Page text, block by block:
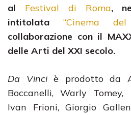
al Festival di Roma,
intitolata “Cinema
collaborazione con il
delle Arti del XXI secolo.
Da Vinciè prodotto da
Boccanelli, Warly
Ivan Frioni, Giorgio